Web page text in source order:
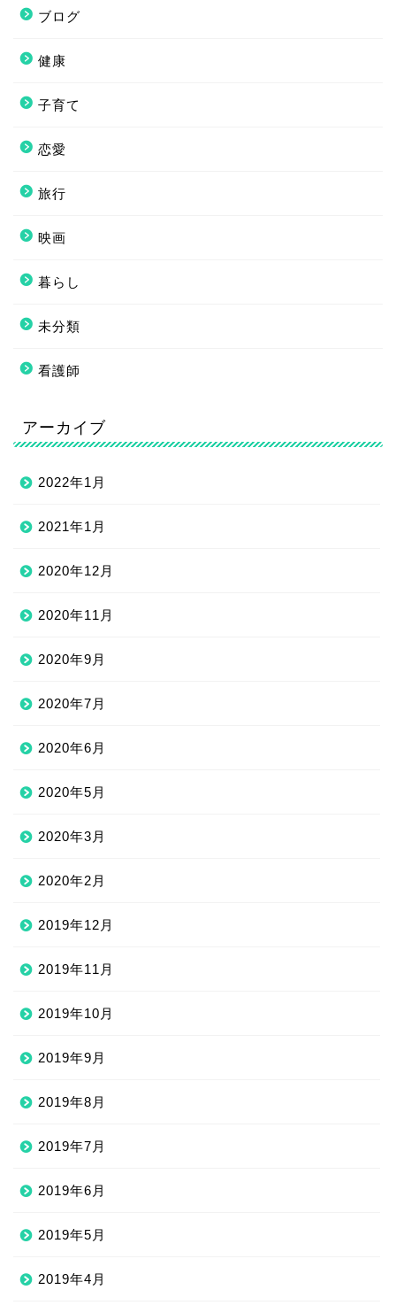
ブログ
健康
子育て
恋愛
旅行
映画
暮らし
未分類
看護師
アーカイブ
2022年1月
2021年1月
2020年12月
2020年11月
2020年9月
2020年7月
2020年6月
2020年5月
2020年3月
2020年2月
2019年12月
2019年11月
2019年10月
2019年9月
2019年8月
2019年7月
2019年6月
2019年5月
2019年4月